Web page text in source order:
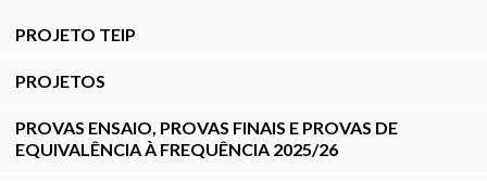
PROJETO TEIP
PROJETOS
PROVAS ENSAIO, PROVAS FINAIS E PROVAS DE
EQUIVALÊNCIA À FREQUÊNCIA 2025/26